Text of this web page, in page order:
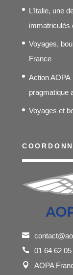
L’Italie, une
immatriculés
Voyages,
France
Action AOPA
pragmatique
Voyages et
01 64 62 05
AOPA